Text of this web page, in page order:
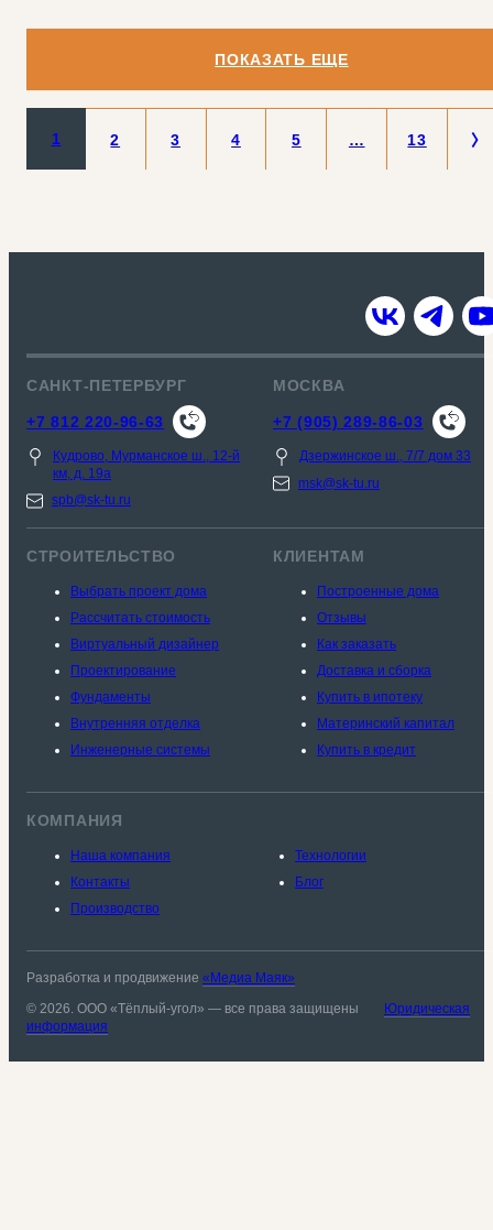
ПОКАЗАТЬ ЕЩЕ
1 2 3 4 5 … 13
САНКТ-ПЕТЕРБУРГ
+7 812 220-96-63
Кудрово, Мурманское ш., 12-й
км, д. 19a
spb@sk-tu.ru
МОСКВА
+7 (905) 289-86-03
Дзержинское ш., 7/7 дом 33
msk@sk-tu.ru
СТРОИТЕЛЬСТВО
Выбрать проект дома
Рассчитать стоимость
Виртуальный дизайнер
Проектирование
Фундаменты
Внутренняя отделка
Инженерные системы
КЛИЕНТАМ
Построенные дома
Отзывы
Как заказать
Доставка и сборка
Купить в ипотеку
Материнский капитал
Купить в кредит
КОМПАНИЯ
Наша компания
Контакты
Производство
Технологии
Блог
© 2026. ООО «Тёплый-угол» — все права защищены
Юридическая
информация
Разработка и продвижение «Медиа Маяк»